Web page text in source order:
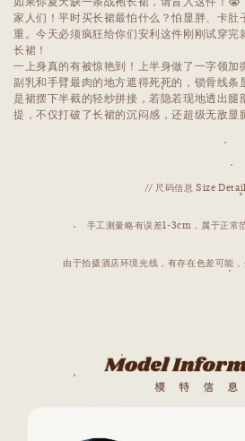
家人们！平时买长裙最怕什么？怕显胖、卡
重。今天必须疯狂给你们安利这件刚刚试穿
长裙！
一上身真的有被惊艳到！上半身做了一字领
副乳和手臂最肉的地方遮得死死的，锁骨线
是裙摆下半截的轻纱拼接，若隐若现地透出腿
提，不仅打破了长裙的沉闷感，还超级无敌显
// 尺码信息 Size
手工测量略有误差1-3cm，属于正常
由于拍摄酒店环境光线，有存在色差可能